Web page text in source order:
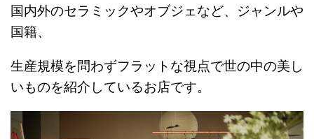
国内外のセラミックやオブジェなど、ジャンルや
国籍、
生産規模を問わずフラットな視点で世の中の美し
いものを紹介しているお店です。